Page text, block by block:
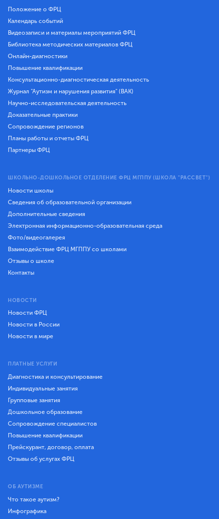
Положение о ФРЦ
Календарь событий
Видеозаписи и материалы мероприятий ФРЦ
Библиотека методических материалов ФРЦ
Онлайн-диагностики
Повышение квалификации
Консультационно-диагностическая деятельность
Журнал "Аутизм и нарушения развития" (ВАК)
Научно-исследовательская деятельность
Доказательные практики
Сопровождение регионов
Планы работы и отчеты ФРЦ
Партнеры ФРЦ
ШКОЛЬНО-ДОШКОЛЬНОЕ ОТДЕЛЕНИЕ ФРЦ МГППУ (ШКОЛА "РАССВЕТ")
Новости школы
Сведения об образовательной организации
Дополнительные сведения
Электронная информационно-образовательная среда
Фото/видеогалерея
Взаимодействие ФРЦ МГППУ со школами
Отзывы о школе
Контакты
НОВОСТИ
Новости ФРЦ
Новости в России
Новости в мире
ПЛАТНЫЕ УСЛУГИ
Диагностика и консультирование
Индивидуальные занятия
Групповые занятия
Дошкольное образование
Сопровождение специалистов
Повышение квалификации
Прейскурант, договор, оплата
Отзывы об услугах ФРЦ
ОБ АУТИЗМЕ
Что такое аутизм?
Инфографика